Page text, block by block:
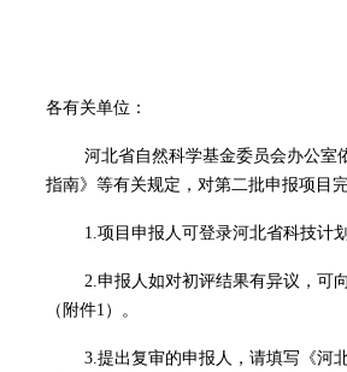
各有关单位：
河北省自然科学基金委员会办公室
指南》等有关规定，对第二批申报项目
1.项目申报人可登录河北省科技计
2.申报人如对初评结果有异议，可
（附件1）。
3.提出复审的申报人，请填写《河